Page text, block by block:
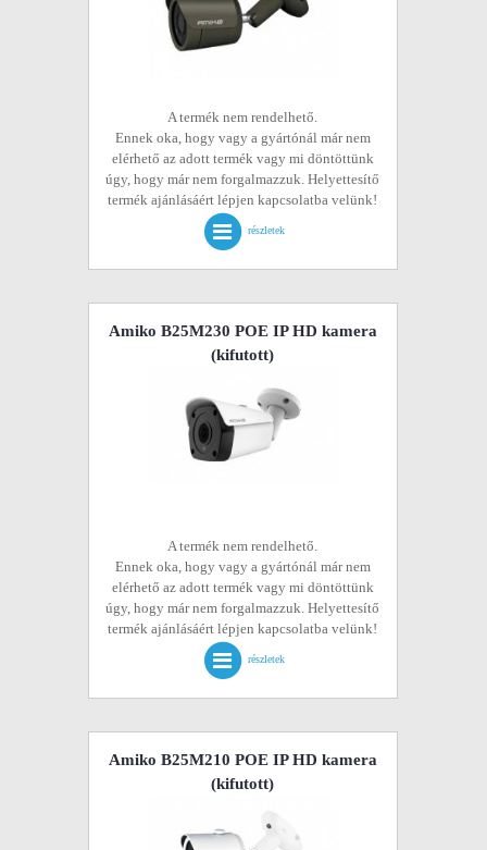
A termék nem rendelhető.
Ennek oka, hogy vagy a gyártónál már nem
elérhető az adott termék vagy mi döntöttünk
úgy, hogy már nem forgalmazzuk. Helyettesítő
termék ajánlásáért lépjen kapcsolatba velünk!
részletek
Amiko B25M230 POE IP HD kamera
(kifutott)
A termék nem rendelhető.
Ennek oka, hogy vagy a gyártónál már nem
elérhető az adott termék vagy mi döntöttünk
úgy, hogy már nem forgalmazzuk. Helyettesítő
termék ajánlásáért lépjen kapcsolatba velünk!
részletek
Amiko B25M210 POE IP HD kamera
(kifutott)